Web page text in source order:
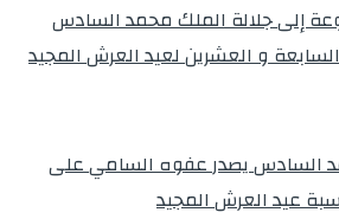
إلى جلالة الملك محمد السادس
و العشرين لعيد العرش المجيد
السادس يصدر عفوه السامي على